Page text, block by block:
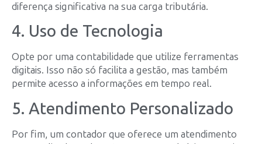
diferença significativa na sua carga tributária.
4. Uso de Tecnologia
Opte por uma contabilidade que utilize ferramentas
digitais. Isso não só facilita a gestão, mas também
permite acesso a informações em tempo real.
5. Atendimento Personalizado
Por fim, um contador que oferece um atendimento